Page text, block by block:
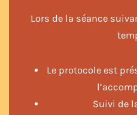
Lors de la séance
Le protocole est
Suivi de